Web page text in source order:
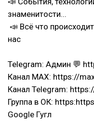
знаменитости...
📣 Всё что
нас
‎Telegram: Админ 💬
‎Канал MAX: https://
‎Канал Telegram:
‎Группа в ОК:
‎Google Гугл